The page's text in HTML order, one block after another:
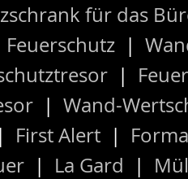
für das
Feuerschutz |
|
| Wand-
First Alert |
| La Gard |